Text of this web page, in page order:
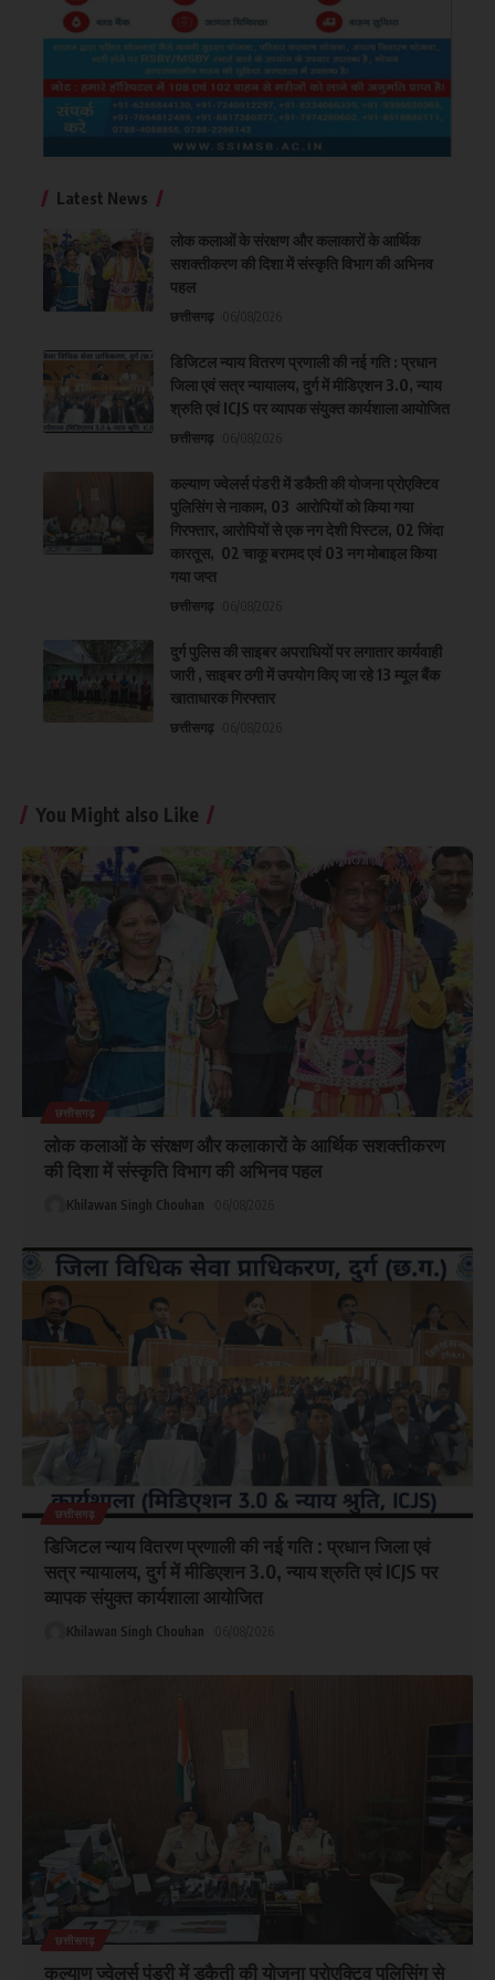
Latest News
लोक कलाओं के संरक्षण और कलाकारों के आर्थिक
सशक्तीकरण की दिशा में संस्कृति विभाग की अभिनव
पहल
छत्तीसगढ़
डिजिटल न्याय वितरण प्रणाली की नई गति : प्रधान
जिला एवं सत्र न्यायालय, दुर्ग में मीडिएशन 3.0, न्याय
श्रुति एवं ICJS पर व्यापक संयुक्त कार्यशाला आयोजित
छत्तीसगढ़
कल्याण ज्वेलर्स पंडरी में डकैती की योजना प्रोएक्टिव
पुलिसिंग से नाकाम, 03 आरोपियों को किया गया
गिरफ्तार, आरोपियों से एक नग देशी पिस्टल, 02 जिंदा
कारतूस, 02 चाकू बरामद एवं 03 नग मोबाइल किया
गया जप्त
छत्तीसगढ़
दुर्ग पुलिस की साइबर अपराधियों पर लगातार कार्यवाही
जारी , साइबर ठगी में उपयोग किए जा रहे 13 म्यूल बैंक
खाताधारक गिरफ्तार
छत्तीसगढ़
You Might also Like
छत्तीसगढ़
लोक कलाओं के संरक्षण और कलाकारों के आर्थिक सशक्तीकरण
की दिशा में संस्कृति विभाग की अभिनव पहल
Khilawan Singh Chouhan
छत्तीसगढ़
डिजिटल न्याय वितरण प्रणाली की नई गति : प्रधान जिला एवं
सत्र न्यायालय, दुर्ग में मीडिएशन 3.0, न्याय श्रुति एवं ICJS पर
व्यापक संयुक्त कार्यशाला आयोजित
Khilawan Singh Chouhan
छत्तीसगढ़
कल्याण ज्वेलर्स पंडरी में डकैती की योजना प्रोएक्टिव पुलिसिंग से